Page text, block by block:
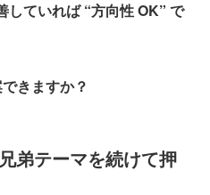
していれば “方向性 OK” で
きますか？
弟テーマを続けて押